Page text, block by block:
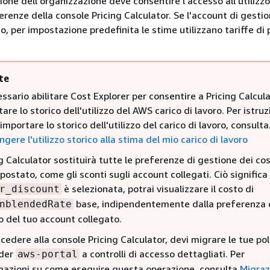
della console Pricing Calculator. Se l'account di
per impostazione predefinita le stime utilizzano tariffe di
abilitare Cost Explorer per consentire a Pricing
lo storico dell'utilizzo del AWS carico di lavoro. Per
lo storico dell'utilizzo del carico di lavoro,
l'utilizzo storico alla stima del mio carico di lavoro
Calculator sostituirà tutte le preferenze di gestione dei
come gli sconti sugli account collegati. Ciò significa
è selezionata, potrai visualizzare il costo di
base, indipendentemente dalla preferenza
del tuo account collegato.
alla console Pricing Calculator, devi migrare le tue
aws-portal a controlli di accesso dettagliati. Per